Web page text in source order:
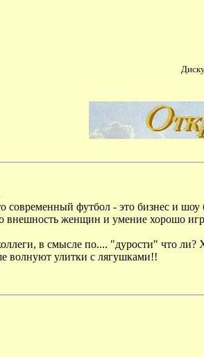
футбол - это бизнес и шоу
внешность женщин и умение хорошо
в смысле по.... "дурости" что ли?
волнуют улитки с лягушками!!